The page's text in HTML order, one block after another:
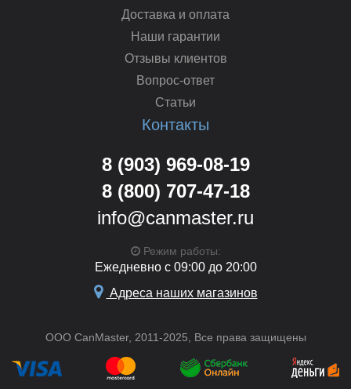
Доставка и оплата
Наши гарантии
Отзывы клиентов
Вопрос-ответ
Статьи
Контакты
8 (903) 969-08-19
8 (800) 707-47-18
info@canmaster.ru
Режим работы:
Ежедневно с 09:00 до 20:00
Адреса наших магазинов
ООО CanMaster, 2011-2025, Все права защищены